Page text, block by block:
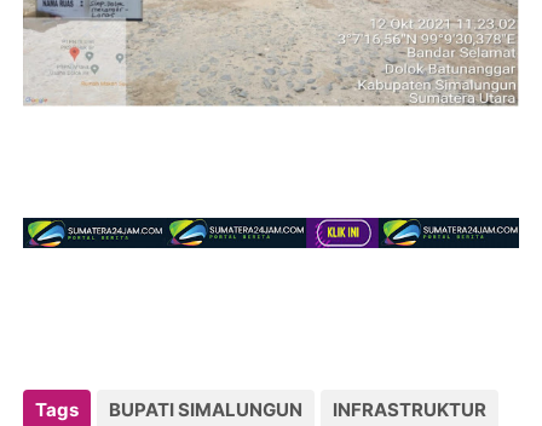
Tags BUPATI SIMALUNGUN
INFRASTRUKTUR